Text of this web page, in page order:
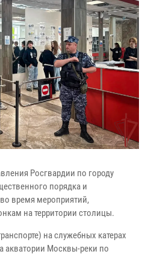
Росгвардии по городу
порядка и
время мероприятий,
на территории столицы.
на служебных катерах
акватории Москвы-реки по